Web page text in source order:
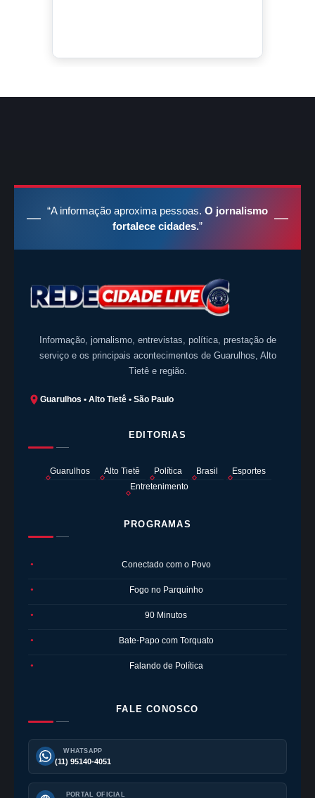
“A informação aproxima pessoas. O jornalismo
fortalece cidades.”
Informação, jornalismo, entrevistas, política, prestação de
serviço e os principais acontecimentos de Guarulhos, Alto
Tietê e região.
Guarulhos • Alto Tietê • São Paulo
EDITORIAS
Guarulhos Alto Tietê Política Brasil
Esportes
Entretenimento
PROGRAMAS
● Conectado com o Povo
● Fogo no Parquinho
● 90 Minutos
● Bate-Papo com Torquato
● Falando de Política
FALE CONOSCO
WHATSAPP
(11) 95140-4051
PORTAL OFICIAL